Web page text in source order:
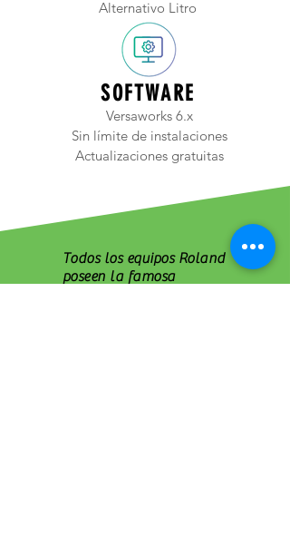
Alternativo Litro
SOFTWARE
Versaworks 6.x
Sin límite de instalaciones
Actualizaciones gratuitas
Todos los equipos Roland
poseen la famosa